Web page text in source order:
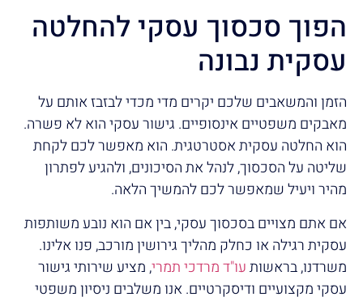
הפוך סכסוך עסקי להחלטה
עסקית נבונה
הזמן והמשאבים שלכם יקרים מדי מכדי לבזבז אותם על
מאבקים משפטיים אינסופיים. גישור עסקי הוא לא פשרה.
הוא החלטה עסקית אסטרטגית. הוא מאפשר לכם לקחת
שליטה על הסכסוך, לנהל את הסיכונים, ולהגיע לפתרון
מהיר ויעיל שמאפשר לכם להמשיך הלאה.
אם אתם מצויים בסכסוך עסקי, בין אם הוא נובע משותפות
עסקית רגילה או כחלק מהליך גירושין מורכב, פנו אלינו.
משרדנו, בראשותעו"ד מרדכי תמרי, מציע שירותי גישור
עסקי מקצועיים ודיסקרטיים. אנו משלבים ניסיון משפטי